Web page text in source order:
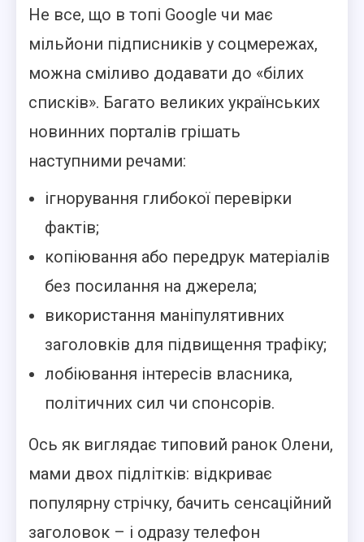
Не все, що в топі Google чи має
мільйони підписників у соцмережах,
можна сміливо додавати до «білих
списків». Багато великих українських
новинних порталів грішать
наступними речами:
ігнорування глибокої перевірки
фактів;
копіювання або передрук матеріалів
без посилання на джерела;
використання маніпулятивних
заголовків для підвищення трафіку;
лобіювання інтересів власника,
політичних сил чи спонсорів.
Ось як виглядає типовий ранок Олени,
мами двох підлітків: відкриває
популярну стрічку, бачить сенсаційний
заголовок – і одразу телефон